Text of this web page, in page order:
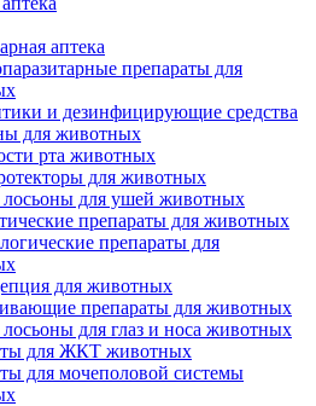
аптека
препараты для
и дезинфицирующие средства
для животных
рта животных
для животных
для ушей животных
препараты для животных
препараты для
для животных
препараты для животных
для глаз и носа животных
для ЖКТ животных
для мочеполовой системы